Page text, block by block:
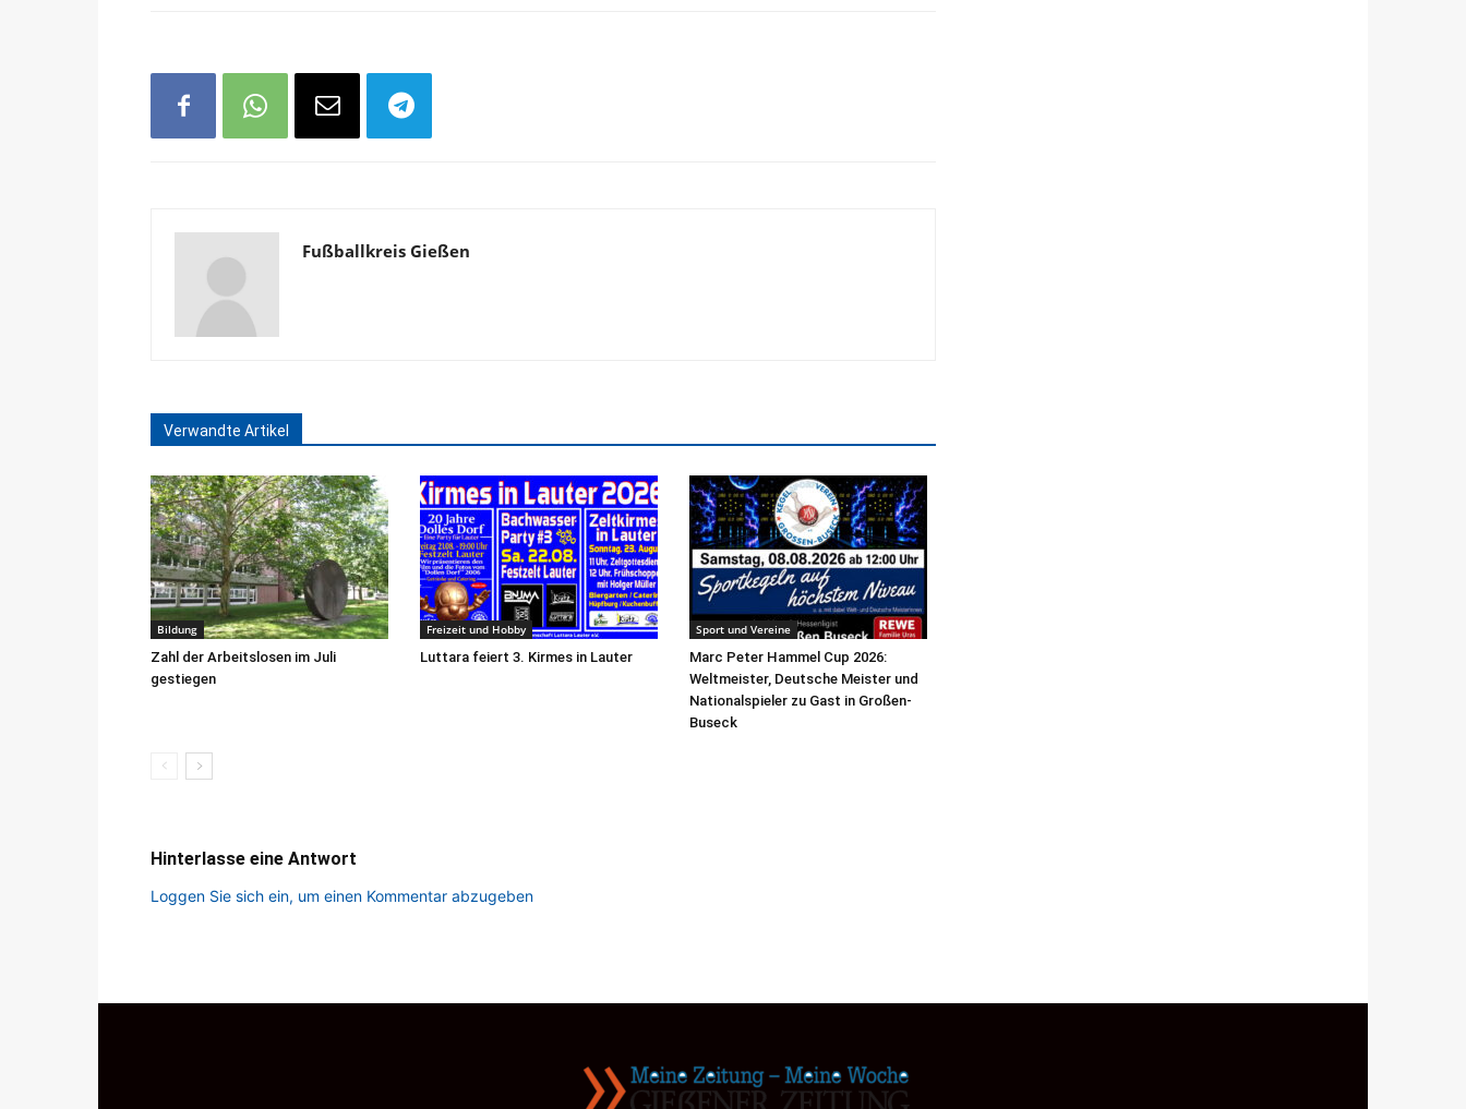
Fußballkreis Gießen
Verwandte Artikel
Bildung
Zahl der Arbeitslosen im Juli
gestiegen
Freizeit und Hobby
Luttara feiert 3. Kirmes in Lauter
Sport und Vereine
Marc Peter Hammel Cup 2026:
Weltmeister, Deutsche Meister und
Nationalspieler zu Gast in Großen-
Buseck
Hinterlasse eine Antwort
Loggen Sie sich ein, um einen Kommentar abzugeben